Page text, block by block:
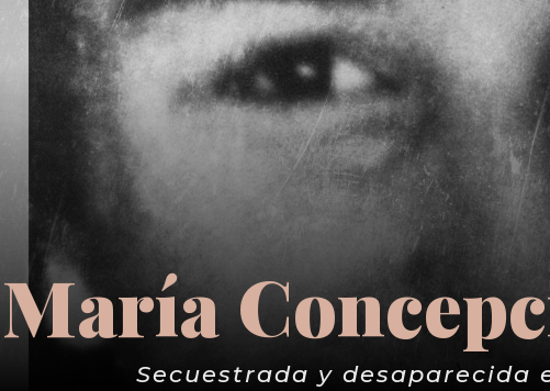
María
Secuestrada y desaparecida